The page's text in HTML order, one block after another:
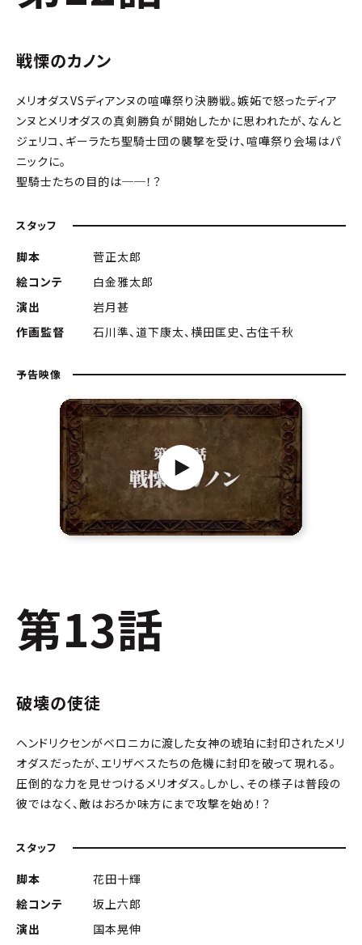
戦慄のカノン
メリオダスVSディアンヌの喧嘩祭り決勝戦。嫉妬で怒ったディア
ンヌとメリオダスの真剣勝負が開始したかに思われたが、なんと
ジェリコ、ギーラたち聖騎士団の襲撃を受け、喧嘩祭り会場はパ
ニックに。
聖騎士たちの目的は──！？
スタッフ
脚本
菅正太郎
絵コンテ
白金雅太郎
演出
岩月甚
作画監督
石川準、道下康太、横田匡史、古住千秋
予告映像
第13話
破壊の使徒
ヘンドリクセンがベロニカに渡した女神の琥珀に封印されたメリ
オダスだったが、エリザベスたちの危機に封印を破って現れる。
圧倒的な力を見せつけるメリオダス。しかし、その様子は普段の
彼ではなく、敵はおろか味方にまで攻撃を始め！？
スタッフ
脚本
花田十輝
絵コンテ
坂上六郎
演出
国本晃伸